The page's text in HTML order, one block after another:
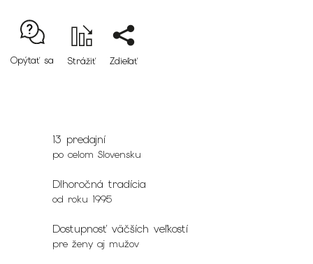
Opýtať sa Strážiť Zdieľať
13 predajní
po celom Slovensku
Dlhoročná tradícia
od roku 1995
Dostupnosť väčších veľkostí
pre ženy aj mužov